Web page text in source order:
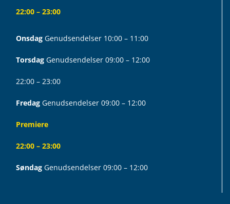
22:00 – 23:00
Onsdag Genudsendelser 10:00 – 11:00
Torsdag Genudsendelser 09:00 – 12:00
22:00 – 23:00
Fredag Genudsendelser 09:00 – 12:00
Premiere
22:00 – 23:00
Søndag Genudsendelser 09:00 – 12:00